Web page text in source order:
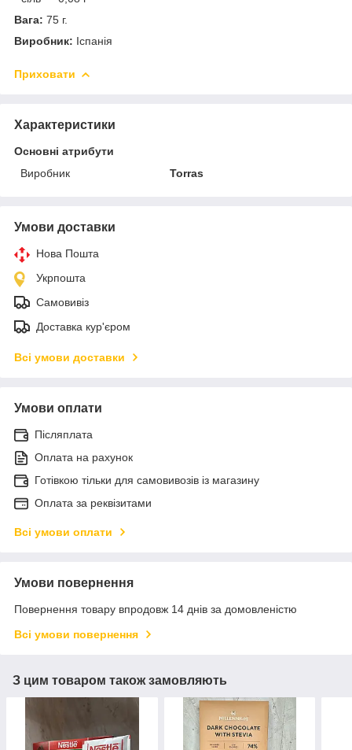
Вага: 75 г.
Виробник: Іспанія
Приховати
Характеристики
Основні атрибути
Виробник
Torras
Умови доставки
Нова Пошта
Укрпошта
Самовивіз
Доставка кур'єром
Всі умови доставки
Умови оплати
Післяплата
Оплата на рахунок
Готівкою тільки для самовивозів із магазину
Оплата за реквізитами
Всі умови оплати
Умови повернення
Повернення товару впродовж 14 днів за домовленістю
Всі умови повернення
З цим товаром також замовляють